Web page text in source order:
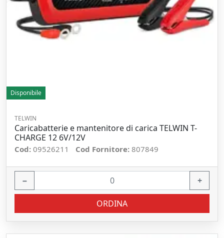
Disponibile
TELWIN
Caricabatterie e mantenitore di carica TELWIN T-
CHARGE 12 6V/12V
Cod: 09526211 Cod Fornitore: 807849
− +
ORDINA